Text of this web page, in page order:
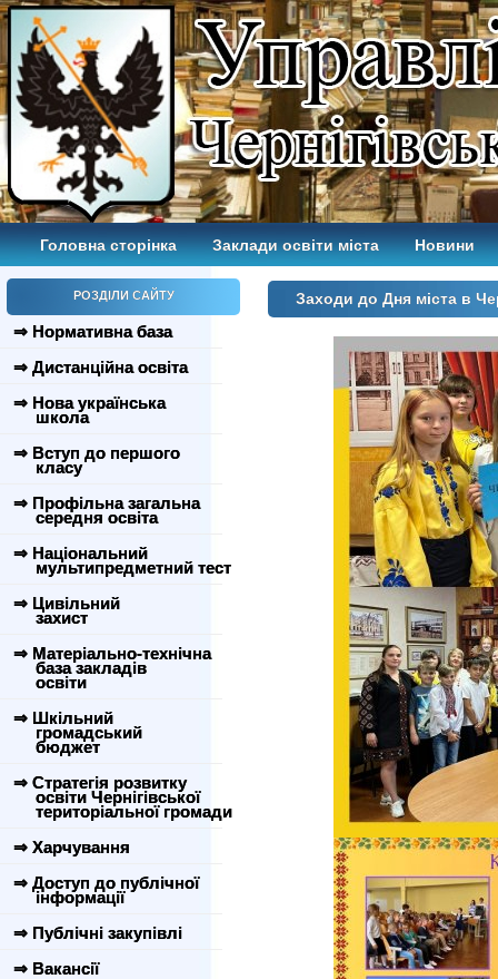
Головна сторінка Заклади освіти міста Новини
РОЗДІЛИ САЙТУ
⇒ Нормативна база
⇒ Дистанційна освіта
⇒ Нова українська
школа
⇒ Вступ до першого
класу
⇒ Профільна загальна
середня освіта
⇒ Національний
мультипредметний тест
⇒ Цивільний
захист
⇒ Матеріально-технічна
база закладів
освіти
⇒ Шкільний
громадський
бюджет
⇒ Стратегія розвитку
освіти Чернігівської
територіальної громади
⇒ Харчування
⇒ Доступ до публічної
інформації
⇒ Публічні закупівлі
⇒ Вакансії
Заходи до Дня міста в